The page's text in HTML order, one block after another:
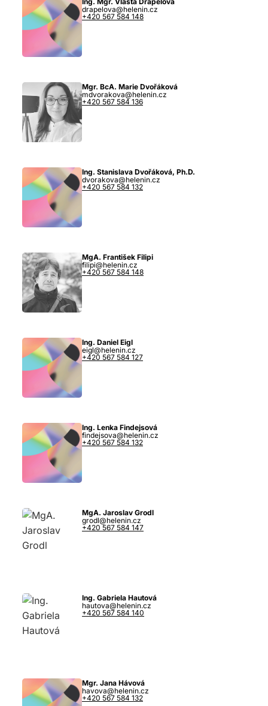
drapelova@helenin.cz
+420 567 584 148
Mgr. BcA. Marie Dvořáková
mdvorakova@helenin.cz
+420 567 584 136
Ing. Stanislava Dvořáková, Ph.D.
dvorakova@helenin.cz
+420 567 584 132
MgA. František Filipi
filipi@helenin.cz
+420 567 584 148
Ing. Daniel Eigl
eigl@helenin.cz
+420 567 584 127
Ing. Lenka Findejsová
findejsova@helenin.cz
+420 567 584 132
MgA. Jaroslav Grodl
grodl@helenin.cz
+420 567 584 147
Ing. Gabriela Hautová
hautova@helenin.cz
+420 567 584 140
Mgr. Jana Hávová
havova@helenin.cz
+420 567 584 132